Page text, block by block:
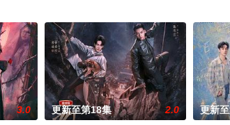
3.0 更新至第18集 2.0 更新